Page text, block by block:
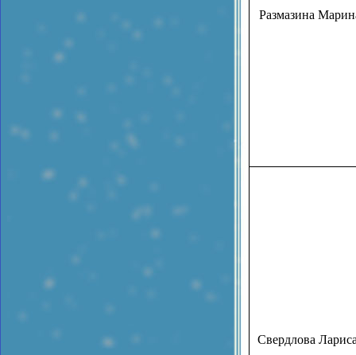
Размазина
Свердлова